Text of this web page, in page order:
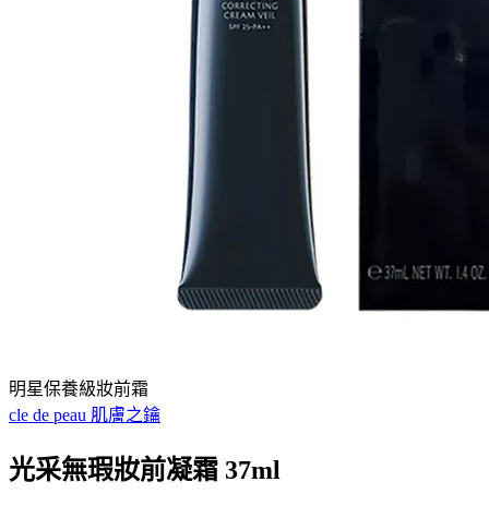
明星保養級妝前霜
cle de peau 肌膚之鑰
光采無瑕妝前凝霜 37ml